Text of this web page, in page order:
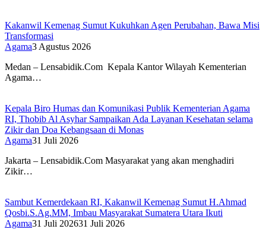
Kakanwil Kemenag Sumut Kukuhkan Agen Perubahan, Bawa Misi
Transformasi
Agama3 Agustus 2026
Medan – Lensabidik.Com Kepala Kantor Wilayah Kementerian
Agama…
Kepala Biro Humas dan Komunikasi Publik Kementerian Agama
RI, Thobib Al Asyhar Sampaikan Ada Layanan Kesehatan selama
Zikir dan Doa Kebangsaan di Monas
Agama31 Juli 2026
Jakarta – Lensabidik.Com Masyarakat yang akan menghadiri
Zikir…
Sambut Kemerdekaan RI, Kakanwil Kemenag Sumut H.Ahmad
Qosbi.S.Ag.MM, Imbau Masyarakat Sumatera Utara Ikuti
Agama31 Juli 202631 Juli 2026